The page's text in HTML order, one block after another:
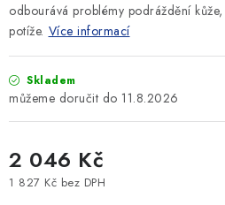
odbourává problémy podráždění
potíže. Více informací
Skladem
11.8.2026
2 046 Kč
1 827 Kč bez DPH